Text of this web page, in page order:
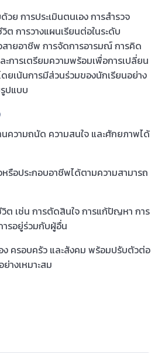
ย การประเมินตนเอง การสำรวจ
ต การวางแผนเรียนต่อในระดับ
ายอาชีพ การจัดการอารมณ์ การคิด
ะการเตรียมความพร้อมเพื่อการเปลี่ยน
ยเน้นการมีส่วนร่วมของนักเรียนอย่าง
ปแบบ
นความถนัด ความสนใจ และศักยภาพได้
รือประกอบอาชีพได้ตามความสามารถ
ต เช่น การตัดสินใจ การแก้ปัญหา การ
รอยู่ร่วมกับผู้อื่น
ครอบครัว และสังคม พร้อมปรับตัวต่อ
างเหมาะสม